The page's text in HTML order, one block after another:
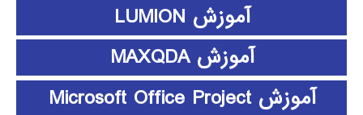
آموزش LUMION
آموزش MAXQDA
آموزش Microsoft Office Project